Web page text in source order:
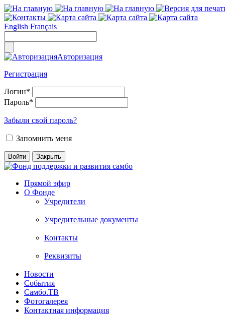
English Français
Авторизация
Регистрация
Логин*
Пароль*
Забыли свой пароль?
Запомнить меня
Прямой эфир
О Фонде
Учредители
Учредительные документы
Контакты
Реквизиты
Новости
События
Самбо.ТВ
Фотогалерея
Контактная информация